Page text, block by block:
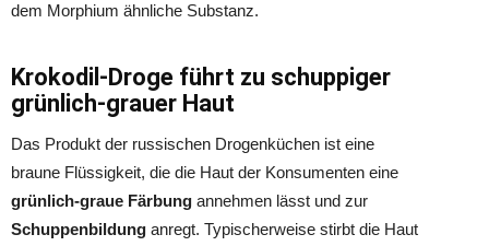
dem Morphium ähnliche Substanz.
Krokodil-Droge führt zu schuppiger
grünlich-grauer Haut
Das Produkt der russischen Drogenküchen ist eine
braune Flüssigkeit, die die Haut der Konsumenten eine
grünlich-graue Färbung annehmen lässt und zur
Schuppenbildung anregt. Typischerweise stirbt die Haut